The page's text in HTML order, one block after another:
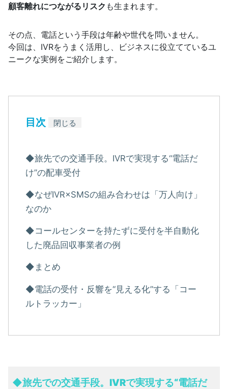
顧客離れにつながるリスク も生まれます。
その点、電話という手段は年齢や世代を問いません。
今回は、IVRをうまく活用し、ビジネスに役立てているユ
ニークな実例をご紹介します。
目次 閉じる
◆旅先での交通手段。IVRで実現する“電話だ
け”の配車受付
◆なぜIVR×SMSの組み合わせは「万人向け」
なのか
◆コールセンターを持たずに受付を半自動化
した廃品回収事業者の例
◆まとめ
◆電話の受付・反響を“見える化”する「コー
ルトラッカー」
◆旅先での交通手段。 IVRで実現する“電話だ